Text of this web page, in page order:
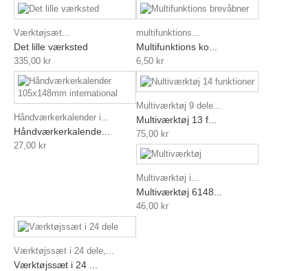
Værktøjsæt...
Det lille værksted
335,00 kr
multifunktions...
Multifunktions ko...
6,50 kr
Håndværkerkalender i...
Håndværkerkalende...
27,00 kr
Multiværktøj 9 dele...
Multiværktøj 13 f...
75,00 kr
Multiværktøj i...
Multiværktøj 6148...
46,00 kr
Værktøjssæt i 24 dele,...
Værktøjssæt i 24 ...